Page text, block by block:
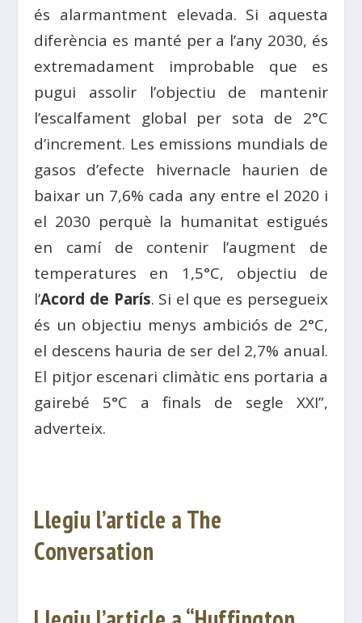
és alarmantment elevada. Si aquesta
diferència es manté per a l’any 2030, és
extremadament improbable que es
pugui assolir l’objectiu de mantenir
l’escalfament global per sota de 2°C
d’increment. Les emissions mundials de
gasos d’efecte hivernacle haurien de
baixar un 7,6% cada any entre el 2020 i
el 2030 perquè la humanitat estigués
en camí de contenir l’augment de
temperatures en 1,5°C, objectiu de
l’Acord de París. Si el que es persegueix
és un objectiu menys ambiciós de 2°C,
el descens hauria de ser del 2,7% anual.
El pitjor escenari climàtic ens portaria a
gairebé 5°C a finals de segle XXI”,
adverteix.
Llegiu l’article a The
Conversation